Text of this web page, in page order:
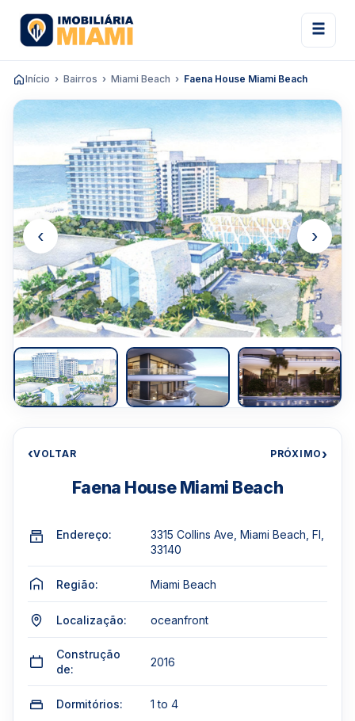
Início Bairros Miami Beach Faena House Miami Beach
‹ ›
‹VOLTAR PRÓXIMO›
Faena House Miami Beach
Endereço:
3315 Collins Ave, Miami Beach, Fl,
33140
Região: Miami Beach
Localização: oceanfront
Construção
de:
2016
Dormitórios: 1 to 4